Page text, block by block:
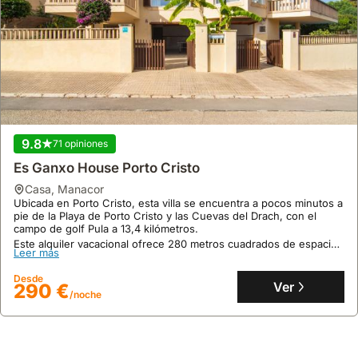
9.8 71 opiniones
Es Ganxo House Porto Cristo
casa, Manacor
Ubicada en Porto Cristo, esta villa se encuentra a pocos minutos a
pie de la Playa de Porto Cristo y las Cuevas del Drach, con el
campo de golf Pula a 13,4 kilómetros.
Este alquiler vacacional ofrece 280 metros cuadrados de espacio
habitable, incluyendo 4 dormitorios, 2 salones y una piscina
privada en la azotea con impresionantes vistas al mar, además de
un área de juegos interior para familias.
Leer más
Desde
290 €/noche Ver